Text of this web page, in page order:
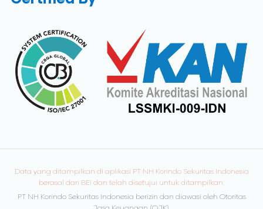
Data yang ditampilkan di aplikasi PT NH Korindo Sekuritas Indonesia
berasal dari BEI dan telah disetujui untuk ditampilkan.
PT NH Korindo Sekuritas Indonesia berizin dan diawasi oleh Otoritas